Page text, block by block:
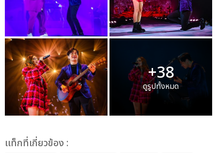
+38
ดูรูปทั้งหมด
เเท็กที่เกี่ยวข้อง :